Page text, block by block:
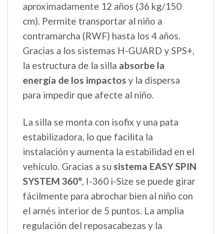
aproximadamente 12 años (36 kg/150
cm). Permite transportar al niño a
contramarcha (RWF) hasta los 4 años.
Gracias a los sistemas H-GUARD y SPS+,
la estructura de la silla absorbe la
energía de los impactos y la dispersa
para impedir que afecte al niño.
La silla se monta con isofix y una pata
estabilizadora, lo que facilita la
instalación y aumenta la estabilidad en el
vehículo. Gracias a su sistema EASY SPIN
SYSTEM 360°, I-360 i-Size se puede girar
fácilmente para abrochar bien al niño con
el arnés interior de 5 puntos. La amplia
regulación del reposacabezas y la